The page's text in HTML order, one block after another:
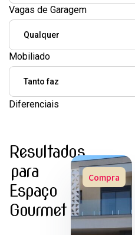
Vagas de Garagem
Mobiliado
Diferenciais
Resultados
para
Espaço
Gourmet
Compra